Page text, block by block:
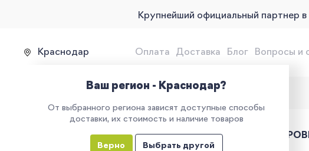
Крупнейший официальный партнер
Краснодар Оплата Доставка Блог Вопросы и
Продажа, подключение и
УСЛУГИ ЕГАИС
Ваш регион - Краснодар?
От выбранного региона зависят доступные способы
доставки, их стоимость и наличие товаров
Верно Выбрать другой